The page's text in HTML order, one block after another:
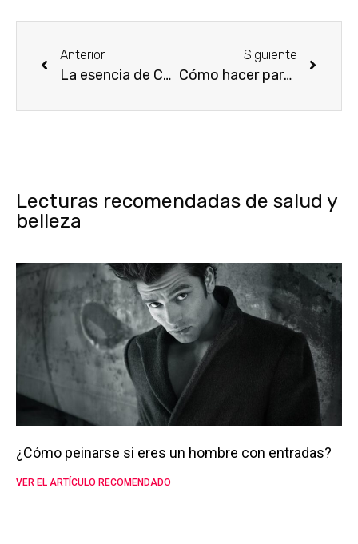
Anterior
La esencia de Chanel
Siguiente
Cómo hacer para que la duración del perfume se alargue
Lecturas recomendadas de salud y
belleza
¿Cómo peinarse si eres un hombre con entradas?
VER EL ARTÍCULO RECOMENDADO